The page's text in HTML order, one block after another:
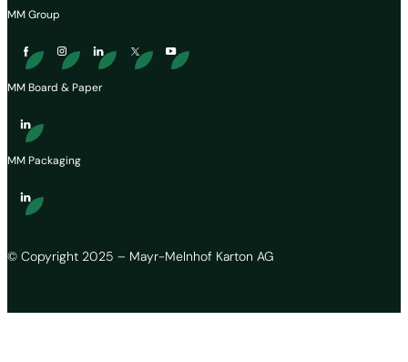
© Copyright 2025 – Mayr-Melnhof Karton AG
MM Group
MM Board & Paper
MM Packaging